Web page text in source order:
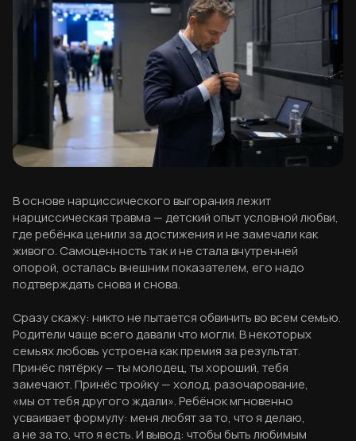
В основе нарциссического выгорания лежит
нарциссическая травма — детский опыт условной любви,
где ребёнка ценили за достижения и не замечали как
живого. Самоценность так и не стала внутренней
опорой, осталась внешним показателем, его надо
подтверждать снова и снова.
Сразу скажу: никто не пытается обвинить во всем семью.
Родители чаще всего давали что могли. В некоторых
семьях любовь устроена как премия за результат.
Принёс пятёрку — ты молодец, ты хороший, тебя
замечают. Принёс тройку — холод, разочарование,
«мы от тебя другого ждали». Ребёнок мгновенно
усваивает формулу: меня любят за то, что я делаю,
а не за то, что я есть. И вывод: чтобы быть любимым